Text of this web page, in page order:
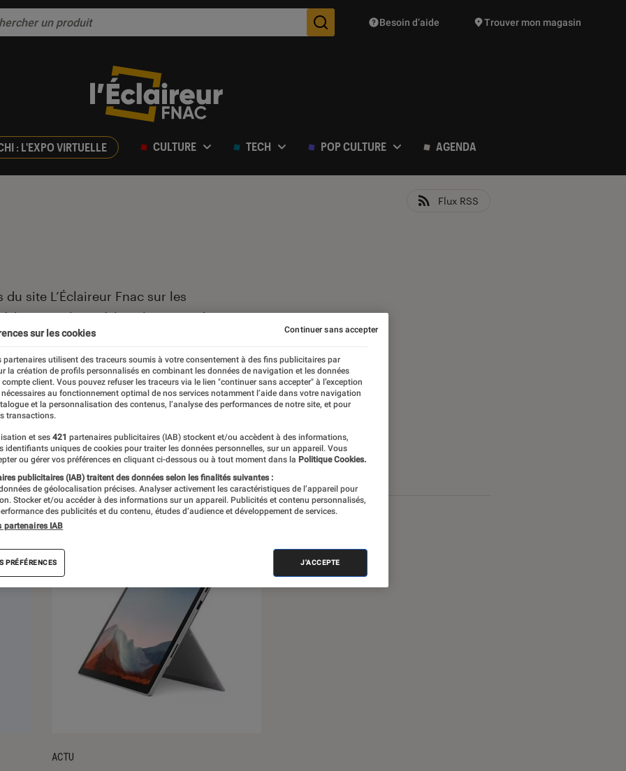
Des suggestions de produits vont vous être proposées
Besoin d’aide Trouver mon magasin
: L'EXPO VIRTUELLE CULTURE TECH POP CULTURE AGENDA
Flux RSS
site L’Éclaireur Fnac sur les
la pop culture, à la culture numérique et
Tests
ACTU
sur les cookies
partenaires utilisent des traceurs soumis à votre consentement à des fins publicitaires par
la création de profils personnalisés en combinant les données de navigation et les données
client. Vous pouvez refuser les traceurs via le lien "continuer sans accepter" à l’exception
au fonctionnement optimal de nos services notamment l’aide dans votre navigation
et la personnalisation des contenus, l’analyse des performances de notre site, et pour
transactions.
et ses 421 partenaires publicitaires (IAB) stockent et/ou accèdent à des informations,
identifiants uniques de cookies pour traiter les données personnelles, sur un appareil. Vous
ou gérer vos préférences en cliquant ci-dessous ou à tout moment dans la Politique Cookies.
publicitaires (IAB) traitent des données selon les finalités suivantes :
de géolocalisation précises. Analyser activement les caractéristiques de l’appareil pour
Stocker et/ou accéder à des informations sur un appareil. Publicités et contenu personnalisés,
des publicités et du contenu, études d’audience et développement de services.
partenaires IAB
PRÉFÉRENCES J'ACCEPTE
Continuer sans accepter